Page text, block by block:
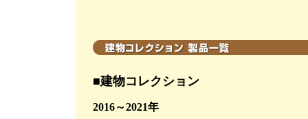
■建物コレクション
2016～2021年